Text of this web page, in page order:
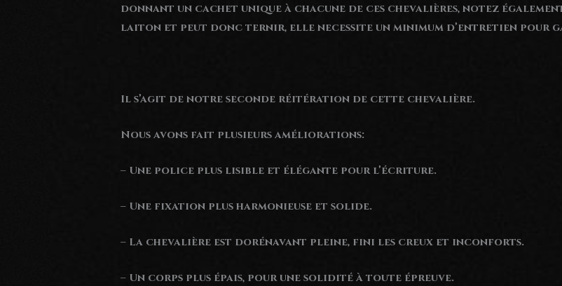
donnant un cachet unique à chacune de ces chevalières, notez
laiton et peut donc ternir, elle necessite un minimum d’entretien pour
Il s’agit de notre seconde réitération de cette chevalière.
Nous avons fait plusieurs améliorations:
– Une police plus lisible et élégante pour l’écriture.
– Une fixation plus harmonieuse et solide.
– La chevalière est dorénavant pleine, fini les creux et inconforts.
– Un corps plus épais, pour une solidité à toute épreuve.